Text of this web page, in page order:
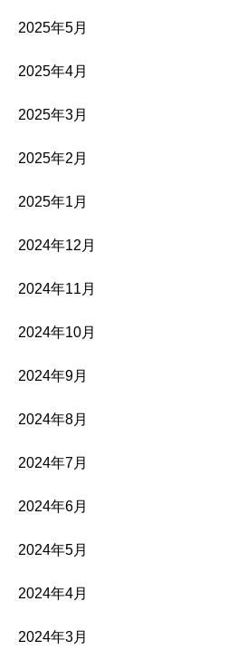
2025年5月
2025年4月
2025年3月
2025年2月
2025年1月
2024年12月
2024年11月
2024年10月
2024年9月
2024年8月
2024年7月
2024年6月
2024年5月
2024年4月
2024年3月